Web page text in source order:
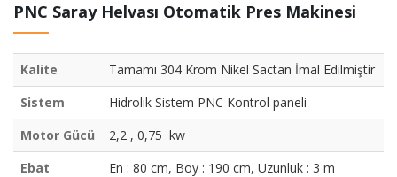
PNC Saray Helvası Otomatik Pres Makinesi
Kalite
Tamamı 304 Krom Nikel Sactan İmal Edilmiştir
Sistem
Hidrolik Sistem PNC Kontrol paneli
Motor Gücü
2,2 , 0,75 kw
Ebat
En : 80 cm, Boy : 190 cm, Uzunluk : 3 m